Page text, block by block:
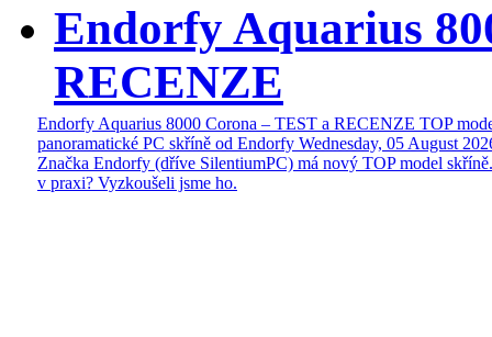
Endorfy Aquarius
RECENZE
Endorfy Aquarius 8000 Corona – TEST a RECENZE TOP
panoramatické PC skříně od Endorfy Wednesday, 05 August
Značka Endorfy (dříve SilentiumPC) má nový TOP model
v praxi? Vyzkoušeli jsme ho.